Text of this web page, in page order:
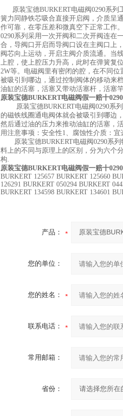
原装宝德BURKERT电磁阀0290系列
簧力同静铁芯吸合直接开启阀，介质呈
作可靠，在零压差和微真空下正常工作
0290系列采用一次开阀和二次开阀连在
合，导阀口开启而导阀口设在主阀口上
阀芯向上运动，开启主阀介质流通。当
上腔，使上腔压力升高，此时在弹簧复
2W等。电磁阀里有密闭的腔，在不同
被吸引到哪边，通过控制阀体的移动来
油缸的活塞，活塞又带动活塞杆，活塞
原装宝德BURKERT电磁阀假一赔十
原装宝德BURKERT电磁阀0290系列
的磁铁线圈通电阀体就会被吸引到哪边
然后通过油的压力来推动油缸的活塞，
用注意事项：安全性1、腐蚀性介质：
原装宝德BURKERT电磁阀0290系列
料上的不同与原理上的区别，分为六个
构.
原装宝德BURKERT电磁阀假一赔十
BURKERT 125657 BURKERT 125660
126291 BURKERT 050294 BURKERT
BURKERT 134598 BURKERT 134601
产品：
您的单位：
您的姓名：
联系电话：
常用邮箱：
省份：